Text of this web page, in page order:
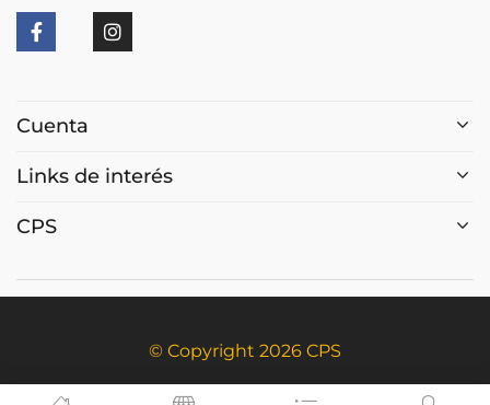
Cuenta
Links de interés
CPS
© Copyright 2026 CPS